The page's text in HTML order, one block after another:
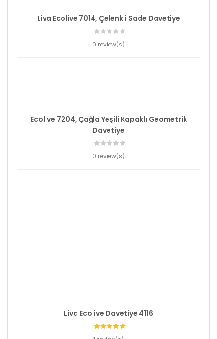
Liva Ecolive 7014, Çelenkli Sade Davetiye
0 review(s)
Ecolive 7204, Çağla Yeşili Kapaklı Geometrik
Davetiye
0 review(s)
Liva Ecolive Davetiye 4116